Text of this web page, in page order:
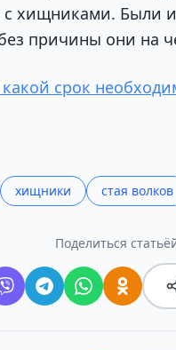
хищниками. Были и
причины они на
срок
хищники стая волков
Поделиться